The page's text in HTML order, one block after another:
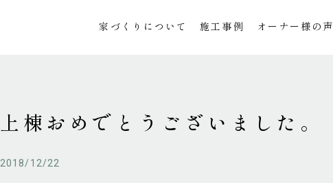
家づくりについて 施工事例 オーナー様の声
上棟おめでとうございました。
2018/12/22